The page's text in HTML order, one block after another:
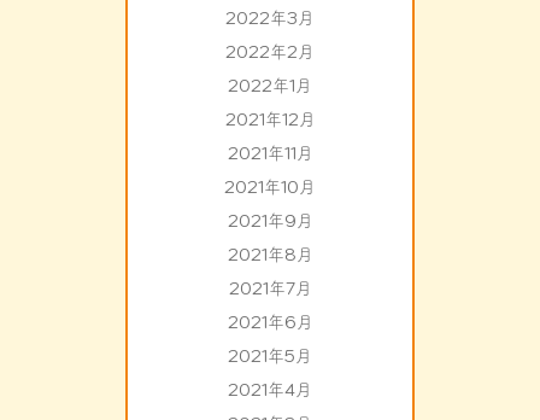
2022年3月
2022年2月
2022年1月
2021年12月
2021年11月
2021年10月
2021年9月
2021年8月
2021年7月
2021年6月
2021年5月
2021年4月